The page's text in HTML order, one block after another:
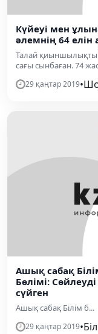
Күйеуі мен
әлемнің 64 елін
Талай қиыншылықты
сағы сынбаған. 74
29 қаңтар 2019•
Ашық сабақ
Бөлімі:
сүйген
Ашық сабақ Білім б...
29 қаңтар 2019•